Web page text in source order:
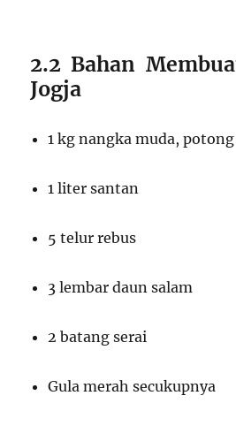
2.2 Bahan
Jogja
1 kg nangka muda,
1 liter santan
5 telur rebus
3 lembar daun salam
2 batang serai
Gula merah secukupnya